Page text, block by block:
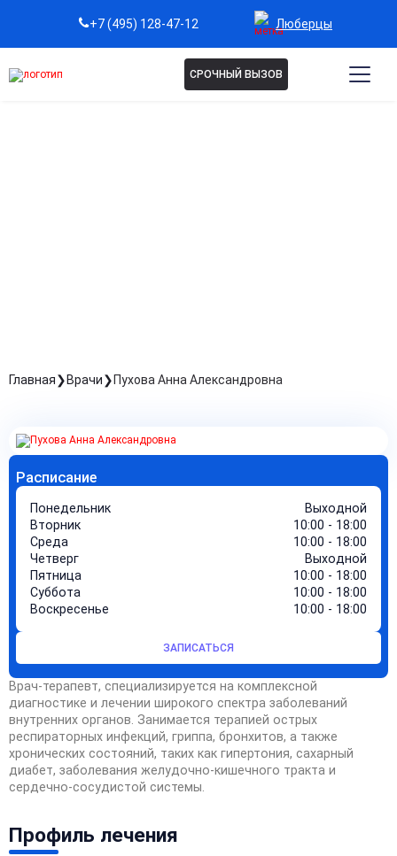
+7 (495) 128-47-12 Люберцы
СРОЧНЫЙ ВЫЗОВ
Главная Врачи Пухова Анна Александровна
Расписание
Понедельник
Выходной
Вторник
10:00 - 18:00
Среда
10:00 - 18:00
Четверг
Выходной
Пятница
10:00 - 18:00
Суббота
10:00 - 18:00
Воскресенье
10:00 - 18:00
ЗАПИСАТЬСЯ
Врач-терапевт, специализируется на комплексной
диагностике и лечении широкого спектра заболеваний
внутренних органов. Занимается терапией острых
респираторных инфекций, гриппа, бронхитов, а также
хронических состояний, таких как гипертония, сахарный
диабет, заболевания желудочно-кишечного тракта и
сердечно-сосудистой системы.
Профиль лечения